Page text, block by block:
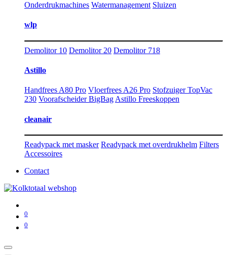
Onderdrukmachines Watermanagement Sluizen
wlp
Demolitor 10 Demolitor 20 Demolitor 718
Astillo
Handfrees A80 Pro Vloerfrees A26 Pro Stofzuiger TopVac
230 Voorafscheider BigBag Astillo Freeskoppen
cleanair
Readypack met masker Readypack met overdrukhelm Filters
Accessoires
Contact
0
0